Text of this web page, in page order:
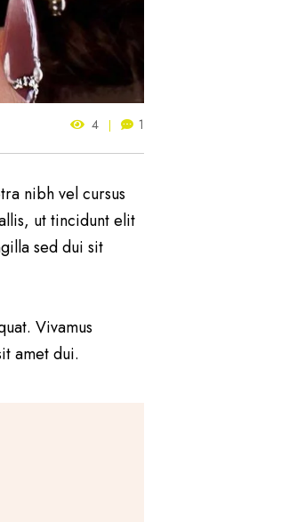
4 1
nibh vel cursus
ut tincidunt elit
sed dui sit
Vivamus
amet dui.